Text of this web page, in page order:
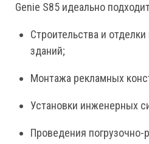
Genie S85 идеально
Строительства и
зданий;
Монтажа рекламных
Установки инженерных
Проведения погрузочно-